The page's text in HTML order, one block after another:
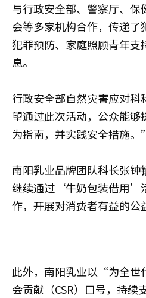
与行政安全部、警察厅、
会等多家机构合作，传递了
犯罪预防、家庭照顾青年支
息。
行政安全部自然灾害应对
望通过此次活动，公众能
为指南，并实践安全措施。”
南阳乳业品牌团队科长张
继续通过‘牛奶包装借用’
作，开展对消费者有益的公
此外，南阳乳业以“为全
会贡献（CSR）口号，持续